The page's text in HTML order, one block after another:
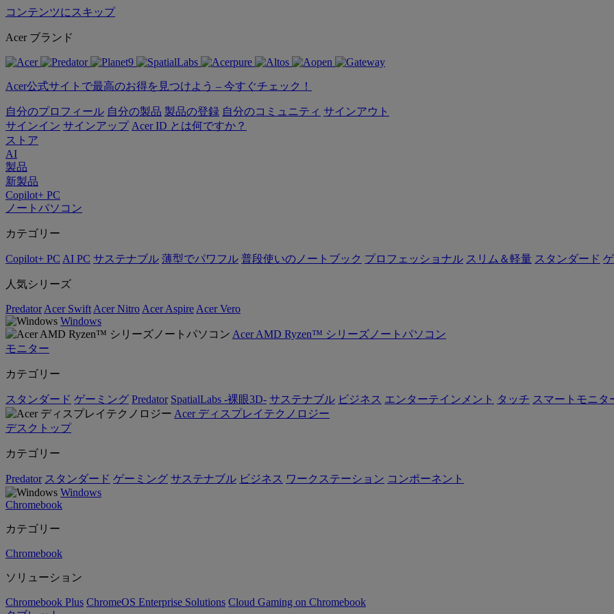
コンテンツにスキップ
Acer ブランド
Acer公式サイトで最高のお得を見つけよう – 今すぐチェック！
自分のプロフィール 自分の製品 製品の登録 自分のコミュニティ サインアウト
サインイン サインアップ Acer ID とは何ですか？
ストア
AI
製品
新製品
Copilot+ PC
ノートパソコン
カテゴリー
Copilot+ PC AI PC サステナブル 薄型でパワフル 普段使いのノートブック プロフェッショナル スリム＆軽量 スタンダード
人気シリーズ
Predator Acer Swift Acer Nitro Acer Aspire Acer Vero
Windows
Acer AMD Ryzen™ シリーズノートパソコン
モニター
カテゴリー
スタンダード ゲーミング Predator SpatialLabs -裸眼3D- サステナブル ビジネス エンターテインメント タッチ スマートモニタ
Acer ディスプレイテクノロジー
デスクトップ
カテゴリー
Predator スタンダード ゲーミング サステナブル ビジネス ワークステーション コンポーネント
Windows
Chromebook
カテゴリー
Chromebook
ソリューション
Chromebook Plus ChromeOS Enterprise Solutions Cloud Gaming on Chromebook